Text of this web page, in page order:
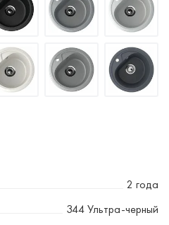
2 года
344 Ультра-черный